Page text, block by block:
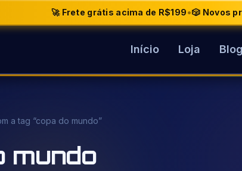
🚀 Frete grátis acima de R$199•🎲 Novos
Início Loja Blog
a tag “copa do mundo”
mundo